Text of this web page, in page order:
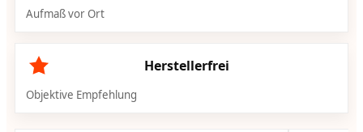
Aufmaß vor Ort
Herstellerfrei
Objektive Empfehlung